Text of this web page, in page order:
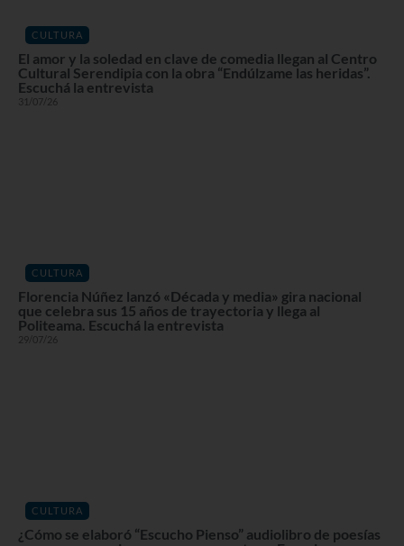
CULTURA
El amor y la soledad en clave de comedia llegan al Centro
Cultural Serendipia con la obra “Endúlzame las heridas”.
Escuchá la entrevista
31/07/26
CULTURA
Florencia Núñez lanzó «Década y media» gira nacional
que celebra sus 15 años de trayectoria y llega al
Politeama. Escuchá la entrevista
29/07/26
CULTURA
¿Cómo se elaboró “Escucho Pienso” audiolibro de poesías